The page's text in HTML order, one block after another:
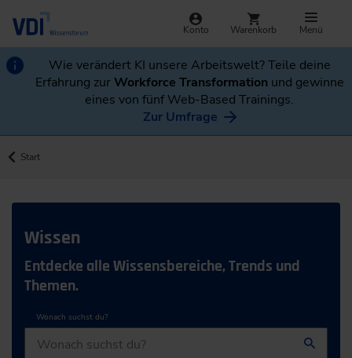
Konto Warenkorb Menü
Wie verändert KI unsere Arbeitswelt? Teile deine
Erfahrung zurWorkforce Transformation und gewinne
eines von fünf Web-Based Trainings.
Zur Umfrage
Start
Wissen
Entdecke alle Wissensbereiche, Trends und
Themen.
Wonach suchst du?